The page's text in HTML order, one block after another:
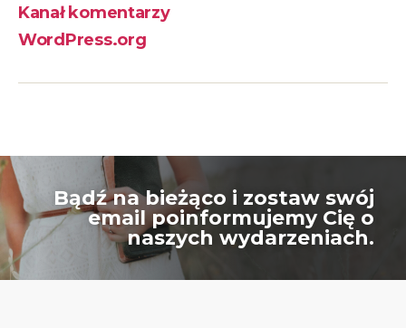
Kanał komentarzy
WordPress.org
Bądź na bieżąco i zostaw swój
email poinformujemy Cię o
naszych wydarzeniach.